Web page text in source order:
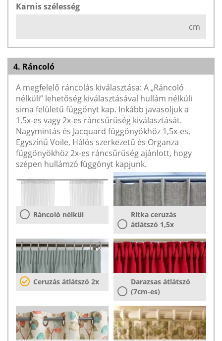
Karnis szélesség
cm
4. Ráncoló
A megfelelő ráncolás kiválasztása: A „Ráncoló
nélküli” lehetőség kiválasztásával hullám nélküli
sima felületű függönyt kap. Inkább javasoljuk a
1,5x-es vagy 2x-es ráncsűrűség kiválasztását.
Nagymintás és Jacquard függönyökhöz 1,5x-es,
Egyszínű Voile, Hálós szerkezetű és Organza
függönyökhöz 2x-es ráncsűrűség ajánlott, hogy
szépen hullámzó függönyt kapjunk.
Ráncoló nélkül
Ritka ceruzás
átlátszó 1,5x
Ceruzás átlátszó 2x
Darazsas átlátszó
(7cm-es)